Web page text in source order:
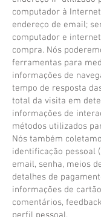
computador à
endereço de email;
computador e
compra. Nós
ferramentas para
informações de
tempo de resposta
total da visita em
informações de
métodos utilizados
Nós também
identificação pessoal
email, senha, meios
detalhes de
informações de
comentários,